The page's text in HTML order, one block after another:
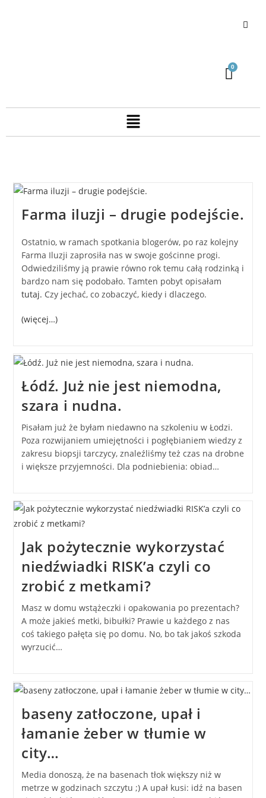
Farma iluzji – drugie podejście.
Ostatnio, w ramach spotkania blogerów, po raz kolejny
Farma Iluzji zaprosiła nas w swoje gościnne progi.
Odwiedziliśmy ją prawie równo rok temu całą rodzinką i
bardzo nam się podobało. Tamten pobyt opisałam
tutaj. Czy jechać, co zobaczyć, kiedy i dlaczego.
(więcej…)
Łódź. Już nie jest niemodna,
szara i nudna.
Pisałam już że byłam niedawno na szkoleniu w Łodzi.
Poza rozwijaniem umiejętności i pogłębianiem wiedzy z
zakresu biopsji tarczycy, znaleźliśmy też czas na drobne
i większe przyjemności. Dla podniebienia: obiad…
Jak pożytecznie wykorzystać
niedźwiadki RISK’a czyli co
zrobić z metkami?
Masz w domu wstążeczki i opakowania po prezentach?
A może jakieś metki, bibułki? Prawie u każdego z nas
coś takiego pałęta się po domu. No, bo tak jakoś szkoda
wyrzucić…
baseny zatłoczone, upał i
łamanie żeber w tłumie w
city…
Media donoszą, że na basenach tłok większy niż w
metrze w godzinach szczytu ;) A upał kusi: idź na basen